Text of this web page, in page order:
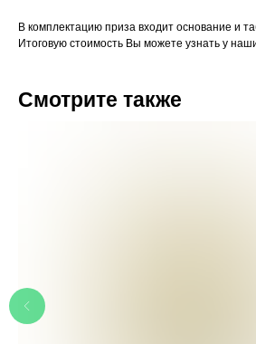
В комплектацию приза входит основание и
Итоговую стоимость Вы можете узнать у
Смотрите также